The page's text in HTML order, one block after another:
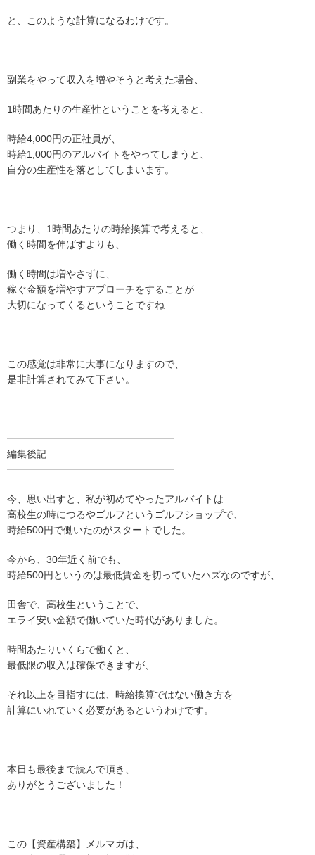
と、このような計算になるわけです。
副業をやって収入を増やそうと考えた場合、
1時間あたりの生産性ということを考えると、
時給4,000円の正社員が、
時給1,000円のアルバイトをやってしまうと、
自分の生産性を落としてしまいます。
つまり、1時間あたりの時給換算で考えると、
働く時間を伸ばすよりも、
働く時間は増やさずに、
稼ぐ金額を増やすアプローチをすることが
大切になってくるということですね
この感覚は非常に大事になりますので、
是非計算されてみて下さい。
━━━━━━━━━━━━━━━━━
編集後記
━━━━━━━━━━━━━━━━━
今、思い出すと、私が初めてやったアルバイトは
高校生の時につるやゴルフというゴルフショップで、
時給500円で働いたのがスタートでした。
今から、30年近く前でも、
時給500円というのは最低賃金を切っていたハズなのですが、
田舎で、高校生ということで、
エライ安い金額で働いていた時代がありました。
時間あたりいくらで働くと、
最低限の収入は確保できますが、
それ以上を目指すには、時給換算ではない働き方を
計算にいれていく必要があるというわけです。
本日も最後まで読んで頂き、
ありがとうございました！
この【資産構築】メルマガは、